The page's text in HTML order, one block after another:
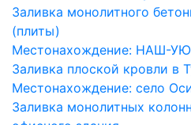
Заливка монолитного
(плиты)
Местонахождение: НАШ-
Заливка плоской кровли в
Местонахождение: село
Заливка монолитных